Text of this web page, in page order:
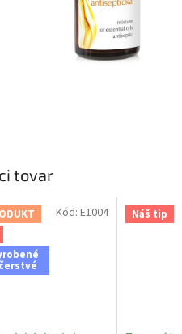
tovar
Kód: E1004 Náš tip